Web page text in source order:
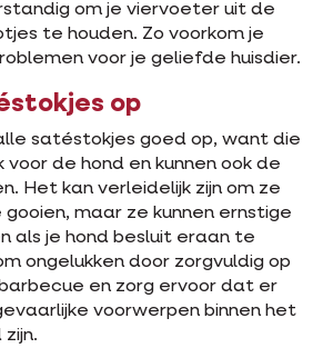
om je viervoeter uit de
te houden. Zo voorkom je
voor je geliefde huisdier.
op
satéstokjes goed op, want die
voor de hond en kunnen ook de
Het kan verleidelijk zijn om ze
maar ze kunnen ernstige
als je hond besluit eraan te
ongelukken door zorgvuldig op
en zorg ervoor dat er
voorwerpen binnen het
zijn.